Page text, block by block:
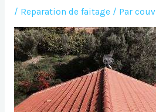
/ Reparation de faitage/ Par